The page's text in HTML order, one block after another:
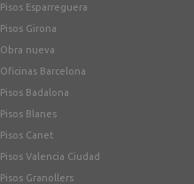
Pisos Esparreguera
Pisos Girona
Obra nueva
Oficinas Barcelona
Pisos Badalona
Pisos Blanes
Pisos Canet
Pisos Valencia Ciudad
Pisos Granollers